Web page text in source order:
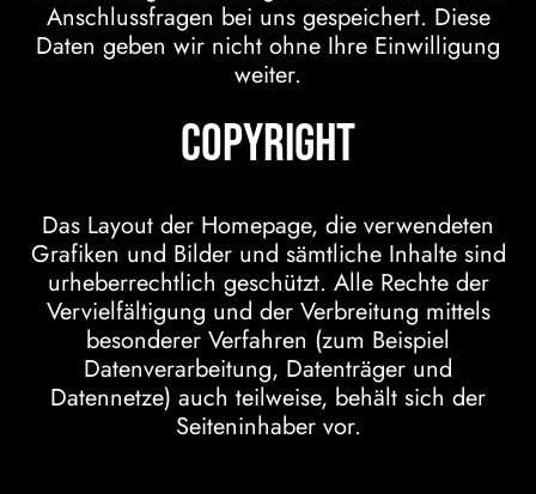
Anschlussfragen bei uns gespeichert. Diese
Daten geben wir nicht ohne Ihre Einwilligung
weiter.
Copyright
Das Layout der Homepage, die verwendeten
Grafiken und Bilder und sämtliche Inhalte sind
urheberrechtlich geschützt. Alle Rechte der
Vervielfältigung und der Verbreitung mittels
besonderer Verfahren (zum Beispiel
Datenverarbeitung, Datenträger und
Datennetze) auch teilweise, behält sich der
Seiteninhaber vor.